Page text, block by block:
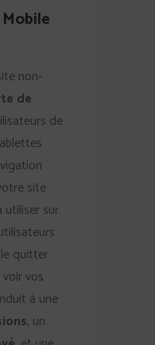
non-
de
de
site
utiliser sur
quitter
vos
à une
, un